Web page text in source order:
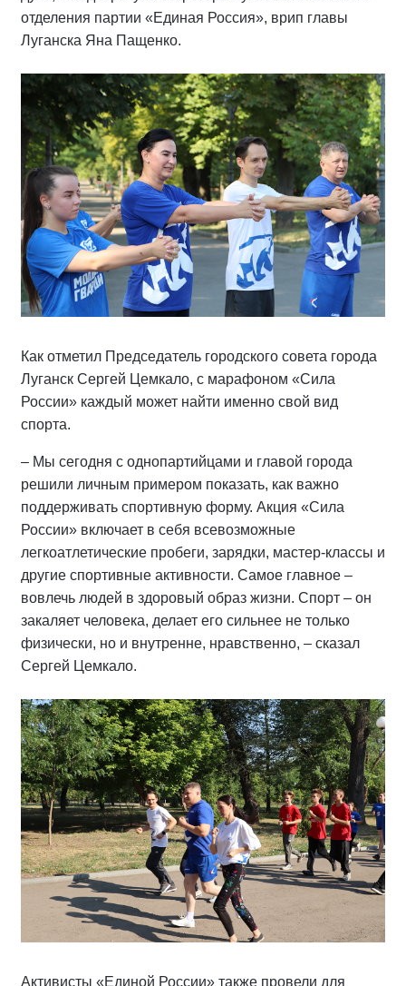
отделения партии «Единая Россия», врип главы
Луганска Яна Пащенко.
Как отметил Председатель городского совета города
Луганск Сергей Цемкало, с марафоном «Сила
России» каждый может найти именно свой вид
спорта.
– Мы сегодня с однопартийцами и главой города
решили личным примером показать, как важно
поддерживать спортивную форму. Акция «Сила
России» включает в себя всевозможные
легкоатлетические пробеги, зарядки, мастер-классы и
другие спортивные активности. Самое главное –
вовлечь людей в здоровый образ жизни. Спорт – он
закаляет человека, делает его сильнее не только
физически, но и внутренне, нравственно, – сказал
Сергей Цемкало.
Активисты «Единой России» также провели для